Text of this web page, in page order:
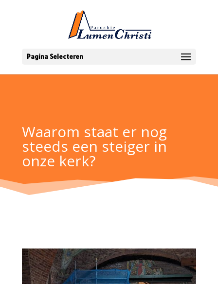
Pagina Selecteren
Waarom staat er nog
steeds een steiger in
onze kerk?